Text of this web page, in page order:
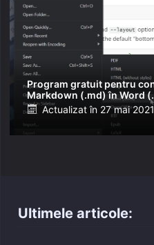
Program gratuit pentru
Markdown (.md) în Word
Posted
Actualizat în 27 mai 2021
Ultimele articole: